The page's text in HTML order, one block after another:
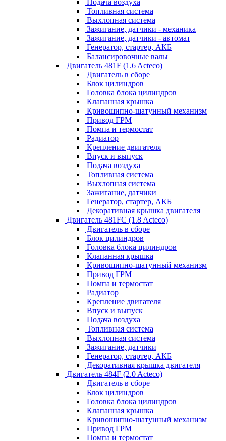
Подача воздуха
Топливная система
Выхлопная система
Зажигание, датчики - механика
Зажигание, датчики - автомат
Генератор, стартер, АКБ
Балансировочные валы
Двигатель 481F (1.6 Acteco)
Двигатель в сборе
Блок цилиндров
Головка блока цилиндров
Клапанная крышка
Кривошипно-шатунный механизм
Привод ГРМ
Помпа и термостат
Радиатор
Крепление двигателя
Впуск и выпуск
Подача воздуха
Топливная система
Выхлопная система
Зажигание, датчики
Генератор, стартер, АКБ
Декоративная крышка двигателя
Двигатель 481FC (1.8 Acteco)
Двигатель в сборе
Блок цилиндров
Головка блока цилиндров
Клапанная крышка
Кривошипно-шатунный механизм
Привод ГРМ
Помпа и термостат
Радиатор
Крепление двигателя
Впуск и выпуск
Подача воздуха
Топливная система
Выхлопная система
Зажигание, датчики
Генератор, стартер, АКБ
Декоративная крышка двигателя
Двигатель 484F (2.0 Acteco)
Двигатель в сборе
Блок цилиндров
Головка блока цилиндров
Клапанная крышка
Кривошипно-шатунный механизм
Привод ГРМ
Помпа и термостат